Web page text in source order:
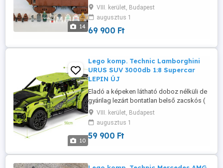
14
lego kompatibilis) szett leírással együtt,
tehát teljesen új, csak doboz nincs hozzá.
Szuper minőség, 100% kompatibilitás 1:1-
ben, kiváló termék, nálam van, azonnal
megoldható a keleti ...
VIII. kerület, Budapest
augusztus 1
69 900 Ft
10
Lego komp. Technic Lamborghini
URUS SUV 3000db 1:8 Supercar
LEPIN ÚJ
Eladó a képeken látható doboz nélküli de
gyárilag lezárt bontatlan belső zacskós (
lego kompatibilis) szett leírással együtt,
tehát teljesen új, csak doboz nincs hozzá.
Szuper minőség, 100% kompatibilitás 1:1-
ben, kiváló termék, nálam van, azonnal
megoldható a keleti ...
VIII. kerület, Budapest
augusztus 1
59 900 Ft